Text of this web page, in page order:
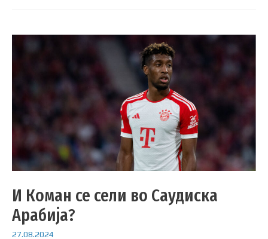
И Коман се сели во Саудиска
Арабија?
27.08.2024